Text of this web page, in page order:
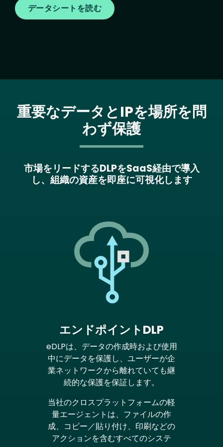
データシートを読む
重要なデータとIPを場所を問
わず保護
市場をリードするDLPをSaaS経由で導入
し、組織の資産を即座に可視化します
エンドポイントDLP
eDLPは、データの作成時および使用
中にデータを保護し、ユーザーが企
業ネットワークから離れていても継
続的な保護を保証します。
当社のクロスプラットフォームの軽
量エージェントは、ファイルの作
成、コピー／貼り付け、印刷などの
アクションを含むすべてのシステ